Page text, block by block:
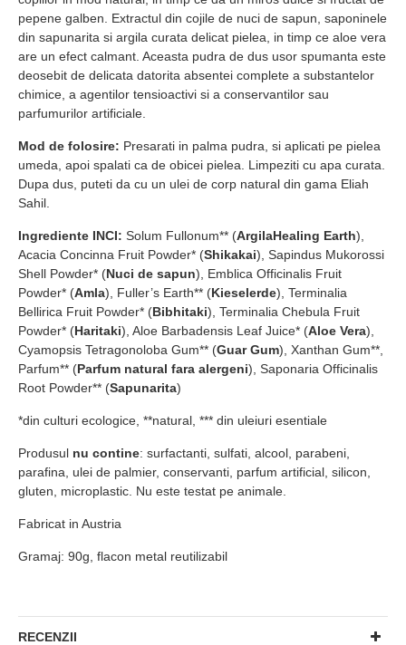
pepene galben. Extractul din cojile de nuci de sapun, saponinele
din sapunarita si argila curata delicat pielea, in timp ce aloe vera
are un efect calmant. Aceasta pudra de dus usor spumanta este
deosebit de delicata datorita absentei complete a substantelor
chimice, a agentilor tensioactivi si a conservantilor sau
parfumurilor artificiale.
Mod de folosire: Presarati in palma pudra, si aplicati pe pielea
umeda, apoi spalati ca de obicei pielea. Limpeziti cu apa curata.
Dupa dus, puteti da cu un ulei de corp natural din gama Eliah
Sahil.
Ingrediente INCI: Solum Fullonum** (ArgilaHealing Earth),
Acacia Concinna Fruit Powder* (Shikakai), Sapindus Mukorossi
Shell Powder* (Nuci de sapun), Emblica Officinalis Fruit
Powder* (Amla), Fuller’s Earth** (Kieselerde), Terminalia
Bellirica Fruit Powder* (Bibhitaki), Terminalia Chebula Fruit
Powder* (Haritaki), Aloe Barbadensis Leaf Juice* (Aloe Vera),
Cyamopsis Tetragonoloba Gum** (Guar Gum), Xanthan Gum**,
Parfum** (Parfum natural fara alergeni), Saponaria Officinalis
Root Powder** (Sapunarita)
*din culturi ecologice, **natural, *** din uleiuri esentiale
Produsul nu contine: surfactanti, sulfati, alcool, parabeni,
parafina, ulei de palmier, conservanti, parfum artificial, silicon,
gluten, microplastic. Nu este testat pe animale.
Fabricat in Austria
Gramaj: 90g, flacon metal reutilizabil
RECENZII